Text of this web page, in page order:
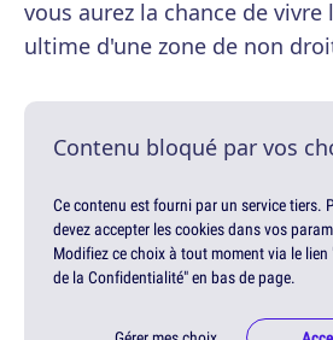
vous aurez la chance de vivre
ultime d'une zone de non
Contenu bloqué par vos
Ce contenu est fourni par un service tiers.
devez accepter les cookies dans vos
Modifiez ce choix à tout moment via le lien
de la Confidentialité" en bas de page.